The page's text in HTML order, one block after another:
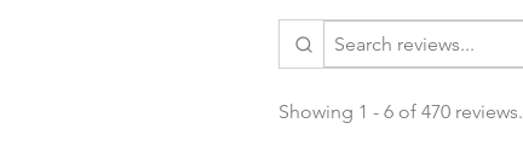
Showing 1 - 6 of 470 reviews.